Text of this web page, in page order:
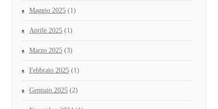
Maggio 2025 (1)
Aprile 2025 (1)
Marzo 2025 (3)
Febbraio 2025 (1)
Gennaio 2025 (2)